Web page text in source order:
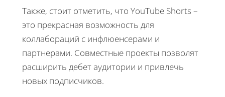
Также, стоит отметить, что YouTube Shorts –
это прекрасная возможность для
коллабораций с инфлюенсерами и
партнерами. Совместные проекты позволят
расширить дебет аудитории и привлечь
новых подписчиков.